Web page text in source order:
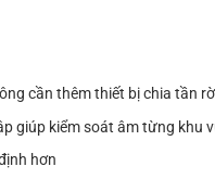
cần thêm thiết bị chia tần
giúp kiểm soát âm từng khu
hơn